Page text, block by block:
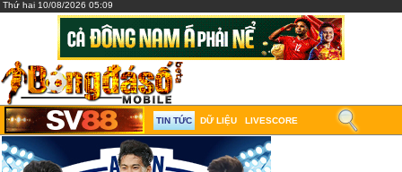
Thứ hai 10/08/2026 05:09
TIN TỨC DỮ LIỆU LIVESCORE